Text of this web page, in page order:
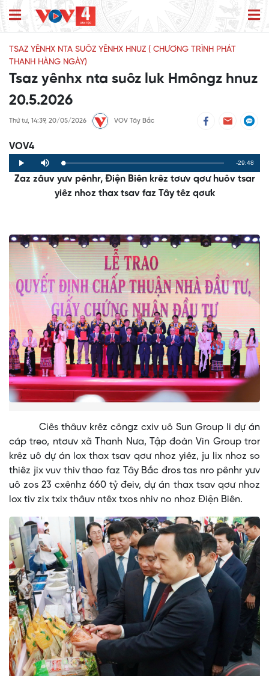
TSAZ YÊNHX NTA SUÔZ YÊNHX HNUZ ( CHƯƠNG TRÌNH PHÁT
THANH HÀNG NGÀY)
Tsaz yênhx nta suôz luk Hmôngz hnuz
20.5.2026
Thứ tư, 14:39, 20/05/2026 VOV Tây Bắc
VOV4
Play Mute Loaded:
0%
Progress:
0%
Remaining
Time
-29:48
Zaz zâuv yưv pênhr, Điện Biên krêz tơưv qơư huôv tsar
yiêz nhoz thax tsav faz Tây têz qơưk
Ciês thâuv krêz côngz cxiv uô Sun Group li dự án
cáp treo, ntơưv xã Thanh Nưa, Tập đoàn Vin Group tror
krêz uô dự án lox thax tsav qơư nhoz yiêz, ju lix nhoz so
thiêz jix vuv thiv thao faz Tây Bắc đros tas nro pênhr yưv
uô zos 23 cxênhz 660 tỷ đeiv, dự án thax tsav qơư nhoz
lox tiv zix txix thâuv ntêx txos nhiv no nhoz Điện Biên.